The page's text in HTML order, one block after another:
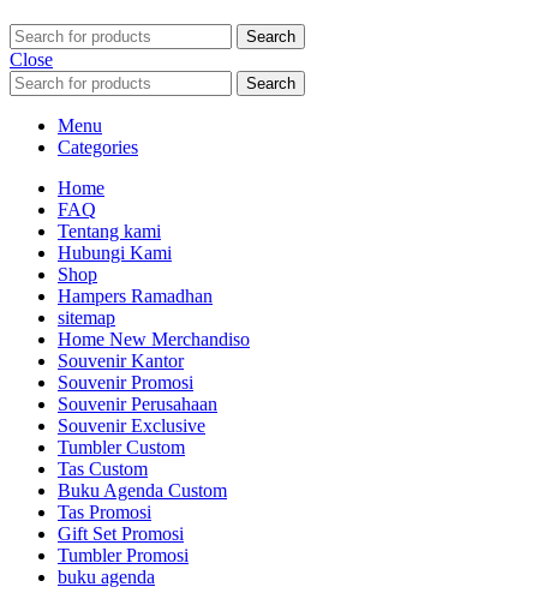
Search
Close
Search
Menu
Categories
Home
FAQ
Tentang kami
Hubungi Kami
Shop
Hampers Ramadhan
sitemap
Home New Merchandiso
Souvenir Kantor
Souvenir Promosi
Souvenir Perusahaan
Souvenir Exclusive
Tumbler Custom
Tas Custom
Buku Agenda Custom
Tas Promosi
Gift Set Promosi
Tumbler Promosi
buku agenda